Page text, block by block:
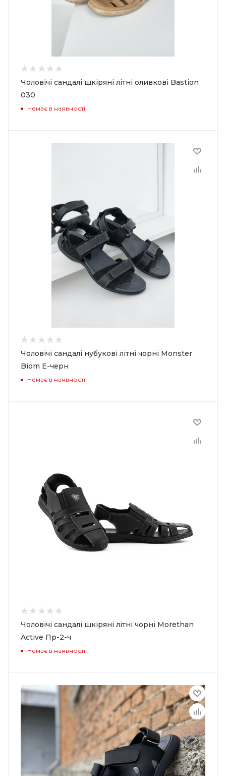
Чоловічі сандалі шкіряні літні оливкові Bastion
030
Немає в наявності
Чоловічі сандалі нубукові літні чорні Monster
Biom Е-черн
Немає в наявності
Чоловічі сандалі шкіряні літні чорні Morethan
Active Пр-2-ч
Немає в наявності